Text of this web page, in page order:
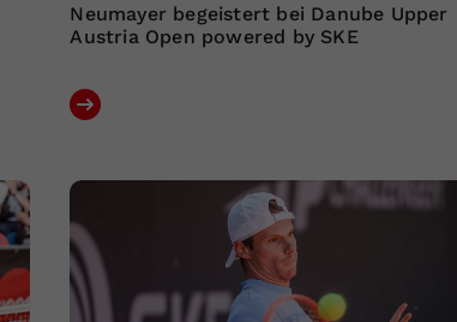
Neumayer begeistert bei Danube Upper
Austria Open powered by SKE